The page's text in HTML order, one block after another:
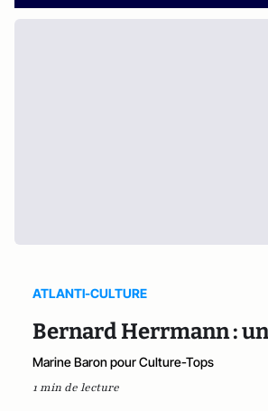
ATLANTI-CULTURE
Bernard Herrmann :
Marine Baron pour Culture-Tops
1 min de lecture